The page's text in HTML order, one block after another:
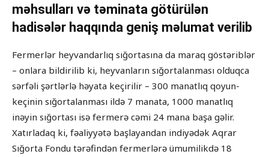
məhsulları və təminata götürülən
hadisələr haqqında geniş məlumat verilib
Fermerlər heyvandarlıq sığortasına da maraq göstəriblər
– onlara bildirilib ki, heyvanların sığortalanması olduqca
sərfəli şərtlərlə həyata keçirilir – 300 manatlıq qoyun-
keçinin sığortalanması ildə 7 manata, 1000 manatlıq
inəyin sığortası isə fermerə cəmi 24 mana başa gəlir.
Xatırladaq ki, fəaliyyətə başlayandan indiyədək Aqrar
Sığorta Fondu tərəfindən fermerlərə ümumilikdə 18